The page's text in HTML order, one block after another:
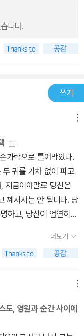
이 밀려올 때 수위가
면 하루 이틀 안에 죽
라 극도의 ‘어려움’을
을 때마다 기꺼이 목숨
키에비치가 쓴 <쿠오
>의 마지막 무렵에 사
니아 평원에서 십자가
여 “주여, 어디로 가
하니 내가 한 번 더 십
다시 로마로 가 바티
이를테면 초대 교황
떻게 해서라도 기독
길을 택하는 것이 조
시 죽음 말고는 다른 아
, 선택하지 않으면 안
목숨을 포기한다고 다
하기 위해 나무판에
넣고, 사람들에게 발
밟는 자들은 그냥 백성
은 틀림없이 기독교
본 규슈의 시마바라에
'3만 5천 명의 카톨릭
이 전쟁의 결과로 일
박의 입항도 금지, 일
다. 마카오에서 일본으
려 남게 된 호아테 신
우여곡절 끝에 드디
지 남짓한 이야기로,
시작되기 전 17세기
론이 길어졌다.본격적
데, 더 이상 줄거리를
짐작하리라 생각한다.
에 기둥을 세워 신자
절여진 몸이 뜨거운 햇
턱까지 차서 추위에
에 귀 뒤에 작은 구멍
서서히 죽어가게 하
다로 빠뜨려 죽이는 끔
, '배교하겠다'는 나의
양에 대한 “유럽 전체
졌다고 기술되어 있는
공과 부역에 시달리
위험천만한 파견의 진
의 원인은 어쩌면 처음
. 평생을 그리스도에
게 배신자 가룟 유다
귀찮을 따름이다. 도
무도 받지 못한 세례
들은 자신들을 종교적
혜에 감사하기도 한
한 끔찍한 박해(수책
는 하나님의 존재에 대
로드리고와 가르페 신
만 결국 체포되고, 주
의 죽음과 그들의 죽
장면을 직접 목격하
지로에게 끝없는 분
니다.
쓰기
가락으로 틀어막았다.
귀를 가차 없이 파고
지금이야말로 당신은
꼐셔서는 안 됩니다. 당
하고, 당신이 엄연히
, p133/159 엔도 슈사
과 박완서(1931 ~2
침묵'을 주제로 한다.
는 무정한 신, 촉망받
신, 하느님은 그러나
하지 않는다. 하느님은
이 없었고, 그리하여
더보기
도, 영원과 순간 사이에